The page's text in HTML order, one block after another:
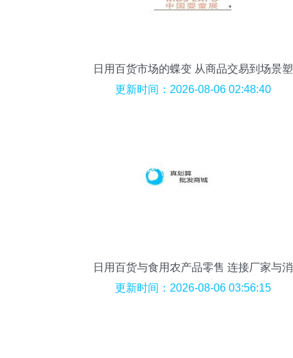
日用百货市场的蝶变 从商品交易到场景塑
性的价值升级
更新时间：2026-08-06 02:48:40
日用百货与食用农产品零售 连接厂家与消
费者的桥梁
更新时间：2026-08-06 03:56:15